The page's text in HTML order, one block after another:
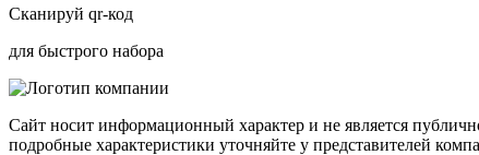
Сканируй qr-код
для быстрого набора
Сайт носит информационный характер и не является
подробные характеристики уточняйте у представителей